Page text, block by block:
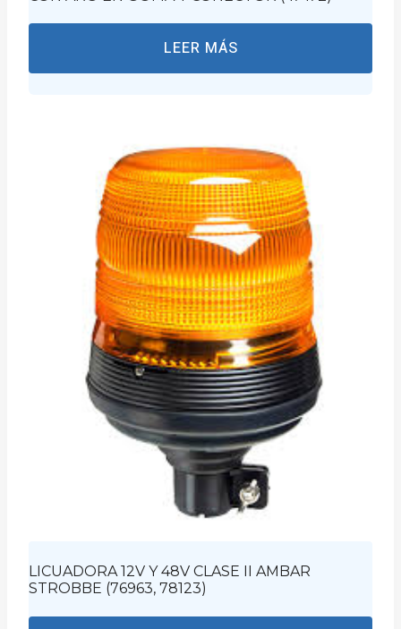
LEER MÁS
LICUADORA 12V Y 48V CLASE II AMBAR
STROBBE (76963, 78123)